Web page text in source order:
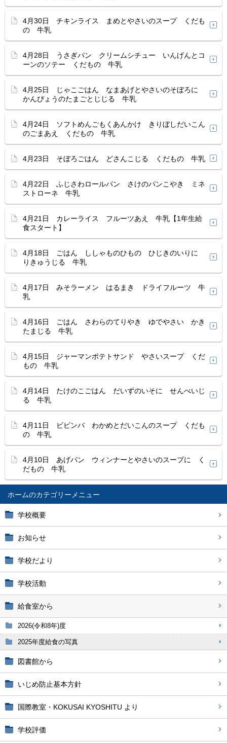
ホーム
学校概要
お知らせ
学校だより
学校活動
給食室から
2026(令和8年)度
2025年度給食の写真
図書館から
いじめ防止基本方針
国際教室・KOKUSAI KYOSHITU より
学校評価
4月30日 チキンライス まめとやさいのスープ くだも
の 牛乳
4月28日 うさぎパン クリームシチュー いんげんとコ
ーンのソテー くだもの 牛乳
4月25日 じゃこごはん なまあげとやさいのそぼろに
かんぴょうのたまごとじじる 牛乳
4月24日 ソフトめんごもくあんかけ きりぼしだいこん
のごまあえ くだもの 牛乳
4月23日 そぼろごはん どさんこじる くだもの 牛乳
4月22日 ふじさわロールパン さけのパンこやき ミネ
ストローネ 牛乳
4月21日 カレーライス フルーツあえ 牛乳【1年生給
食スタート】
4月18日 ごはん ししゃものひもの ひじきのいりに
りきゅうじる 牛乳
4月17日 みそラーメン はるまき ドライフルーツ 牛
乳
4月16日 ごはん さわらのてりやき ゆでやさい かき
たまじる 牛乳
4月15日 ジャーマンポテトサンド やさいスープ くだ
もの 牛乳
4月14日 たけのこごはん だいずのいそに せんべいじ
る 牛乳
4月11日 ビビンバ わかめとだいこんのスープ くだも
の 牛乳
4月10日 あげパン ウィンナーとやさいのスープに く
だもの 牛乳